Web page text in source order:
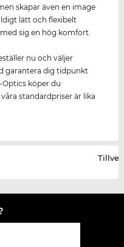
skapar även en image
lätt och flexibelt
sig en hög komfort.
nu och väljer
garantera dig tidpunkt
Optics köper du
standardpriser är lika